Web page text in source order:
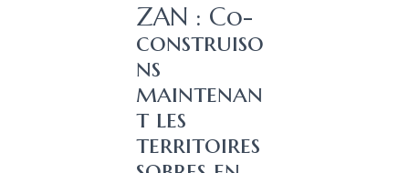
ZAN : Co-
construiso
ns
maintenan
t les
territoires